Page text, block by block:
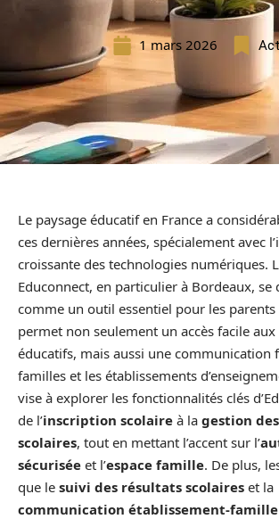
1 mars 2026
Le paysage éducatif en France a
ces dernières années, spécialement avec
croissante des technologies numériques.
Educonnect, en particulier à Bordeaux, se
comme un outil essentiel pour les parents
permet non seulement un accès facile aux
éducatifs, mais aussi une communication
familles et les établissements
vise à explorer les fonctionnalités clés
de l’inscription scolaire à la gestion
scolaires, tout en mettant l’accent sur l’
sécurisée et l’espace famille. De plus,
que le suivi des résultats scolaires et la
communication établissement-famille